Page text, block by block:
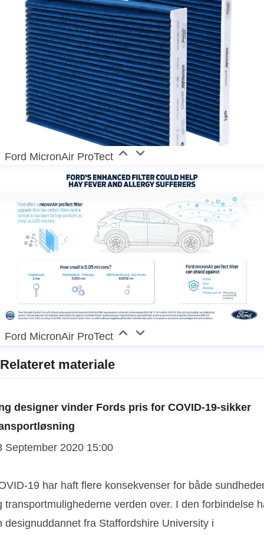
Ford MicronAir ProTect
Ford MicronAir ProTect
Relateret materiale
designer vinder Fords pris for COVID-19-sikker
September 2020 15:00
19 har haft flere konsekvenser for både
transportmulighederne verden over. I den forbindelse
designuddannet fra Staffordshire University i